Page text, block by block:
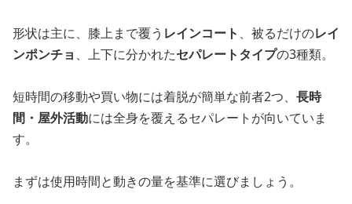
形状は主に、膝上まで覆う レインコート 、被るだけのレイ
ンポンチョ 、上下に分かれたセパレートタイプの3種類。
短時間の移動や買い物には着脱が簡単な前者2つ、 長時
間・屋外活動には全身を覆えるセパレートが向いていま
す。
まずは使用時間と動きの量を基準に選びましょう。